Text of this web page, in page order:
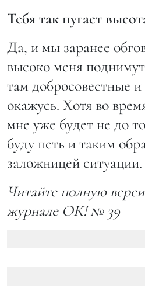
Тебя так пугает
Да, и мы заранее
высоко меня
там добросовестные
окажусь. Хотя во
мне уже будет не до
буду петь и таким
заложницей
Читайте полную
журнале ОК! № 39